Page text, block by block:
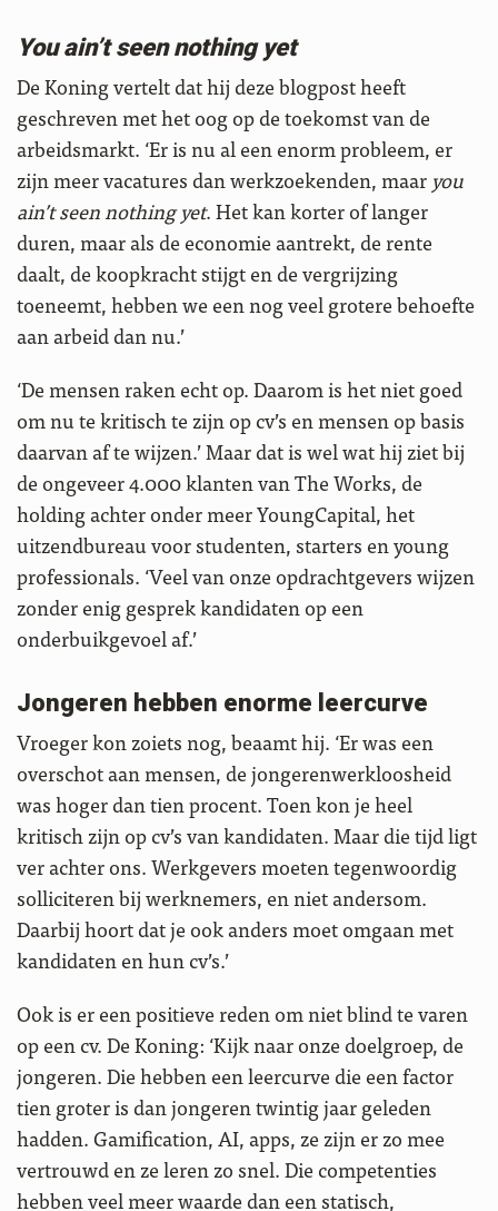
You ain’t seen nothing yet
De Koning vertelt dat hij deze blogpost heeft
geschreven met het oog op de toekomst van de
arbeidsmarkt. ‘Er is nu al een enorm probleem, er
zijn meer vacatures dan werkzoekenden, maar you
ain’t seen nothing yet. Het kan korter of langer
duren, maar als de economie aantrekt, de rente
daalt, de koopkracht stijgt en de vergrijzing
toeneemt, hebben we een nog veel grotere behoefte
aan arbeid dan nu.’
‘De mensen raken echt op. Daarom is het niet goed
om nu te kritisch te zijn op cv’s en mensen op basis
daarvan af te wijzen.’ Maar dat is wel wat hij ziet bij
de ongeveer 4.000 klanten van The Works, de
holding achter onder meer YoungCapital, het
uitzendbureau voor studenten, starters en young
professionals. ‘Veel van onze opdrachtgevers wijzen
zonder enig gesprek kandidaten op een
onderbuikgevoel af.’
Jongeren hebben enorme leercurve
Vroeger kon zoiets nog, beaamt hij. ‘Er was een
overschot aan mensen, de jongerenwerkloosheid
was hoger dan tien procent. Toen kon je heel
kritisch zijn op cv’s van kandidaten. Maar die tijd ligt
ver achter ons. Werkgevers moeten tegenwoordig
solliciteren bij werknemers, en niet andersom.
Daarbij hoort dat je ook anders moet omgaan met
kandidaten en hun cv’s.’
Ook is er een positieve reden om niet blind te varen
op een cv. De Koning: ‘Kijk naar onze doelgroep, de
jongeren. Die hebben een leercurve die een factor
tien groter is dan jongeren twintig jaar geleden
hadden. Gamification, AI, apps, ze zijn er zo mee
vertrouwd en ze leren zo snel. Die competenties
hebben veel meer waarde dan een statisch,